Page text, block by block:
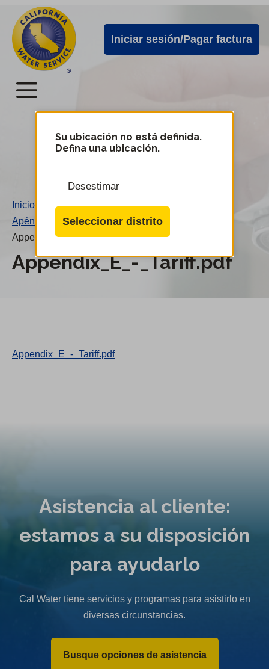
directamente
contenido
principal
Alertas
de
Cal
Water
Iniciar sesión/Pagar factura
Menú
Menú
servicio
de
Cal
Water
Su ubicación no está definida.
Defina una ubicación.
Desestimar
Seleccionar distrito
Inicio
Apéndice E - Tarifas /
Appendix_E_-_Tariff.pdf
Appendix_E_-_Tariff.pdf
Appendix_E_-_Tariff.pdf
Asistencia al cliente:
estamos a su disposición
para ayudarlo
Cal Water tiene servicios y programas para asistirlo en
diversas circunstancias.
Busque opciones de asistencia